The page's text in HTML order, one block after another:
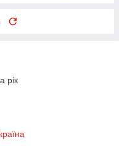
рік